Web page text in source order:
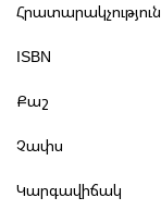
Հրատարակչություն
ISBN
Քաշ
Չափս
Կարգավիճակ